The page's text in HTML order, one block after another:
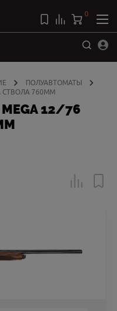
0
ПОЛУАВТОМАТЫ
СТВОЛА 760ММ
12/76